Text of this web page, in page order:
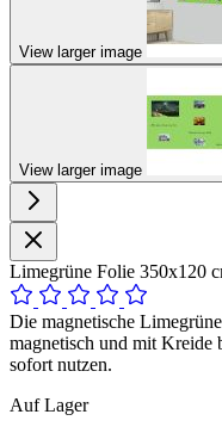
View larger image
View larger image
Limegrüne Folie 350x120
Die magnetische
magnetisch und mit Kreide
sofort nutzen.
Auf Lager